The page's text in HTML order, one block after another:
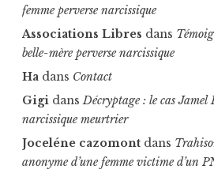
femme perverse narcissique
Associations Libres dans
belle-mère perverse narcissique
Ha dans Contact
Gigi dansDécryptage : le cas
narcissique meurtrier
Joceléne cazomont dans
anonyme d’une femme victime d’un